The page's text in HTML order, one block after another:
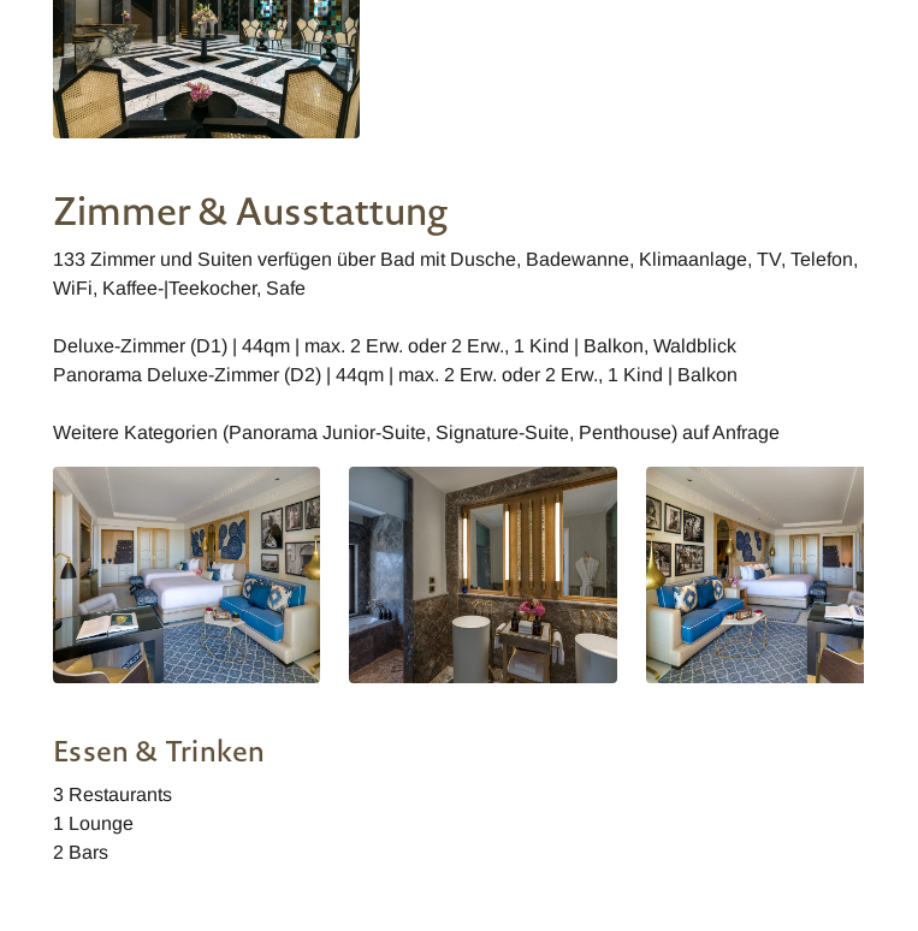
Zimmer & Ausstattung
133 Zimmer und Suiten verfügen über Bad mit Dusche, Badewanne, Klimaanlage, TV, Telefon,
WiFi, Kaffee-|Teekocher, Safe
Deluxe-Zimmer (D1) | 44qm | max. 2 Erw. oder 2 Erw., 1 Kind | Balkon, Waldblick
Panorama Deluxe-Zimmer (D2) | 44qm | max. 2 Erw. oder 2 Erw., 1 Kind | Balkon
Weitere Kategorien (Panorama Junior-Suite, Signature-Suite, Penthouse) auf Anfrage
Essen & Trinken
3 Restaurants
1 Lounge
2 Bars